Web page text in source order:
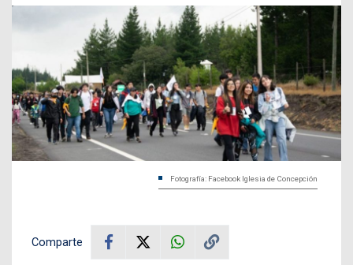
Fotografía: Facebook Iglesia de Concepción
Comparte